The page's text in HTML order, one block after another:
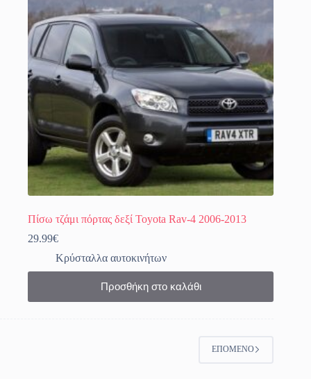
Πίσω τζάμι πόρτας δεξί Toyota Rav-4 2006-2013
29.99€
Κρύσταλλα αυτοκινήτων
Προσθήκη στο καλάθι
ΕΠΌΜΕΝΟ